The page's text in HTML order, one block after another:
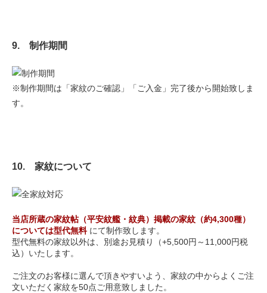
9. 制作期間
※制作期間は「家紋のご確認」「ご入金」完了後から開始致しま
す。
10. 家紋について
当店所蔵の家紋帖（平安紋艦・紋典）掲載の家紋（約4,300種）
については型代無料にて制作致します。
型代無料の家紋以外は、別途お見積り（+5,500円～11,000円税
込）いたします。
ご注文のお客様に選んで頂きやすいよう、家紋の中からよくご注
文いただく家紋を50点ご用意致しました。